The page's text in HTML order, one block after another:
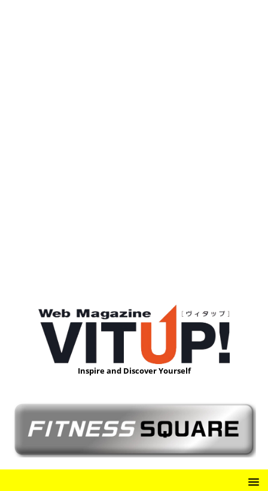
Inspire and Discover Yourself